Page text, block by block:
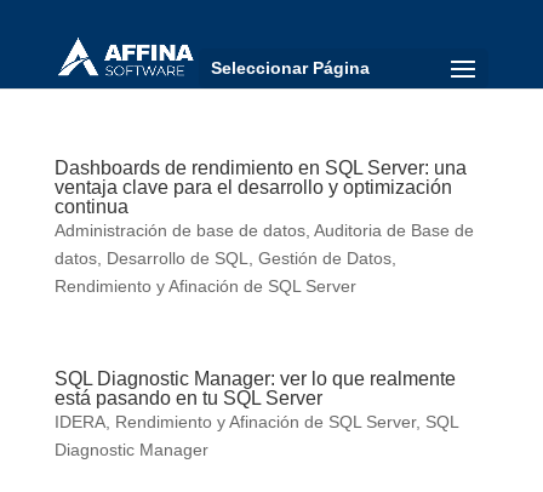
Seleccionar Página
Dashboards de rendimiento en SQL Server: una
ventaja clave para el desarrollo y optimización
continua
Administración de base de datos, Auditoria de Base de
datos, Desarrollo de SQL Gestión de Datos,
Rendimiento y Afinación de SQL Server
SQL Diagnostic Manager: ver lo que realmente
está pasando en tu SQL Server
IDERA, Rendimiento y Afinación de SQL Server, SQL
Diagnostic Manager